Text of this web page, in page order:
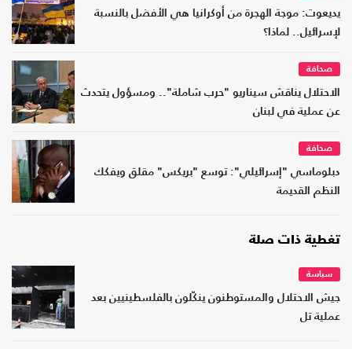
يديعوت: موجة الهجرة من أوكرانيا هي الأفضل بالنسبة
لإسرائيل.. لماذا؟
صحافة
الاحتلال يناقش سيناريو "حرب شاملة".. ومسؤول يتحدث
عن عملية في لبنان
صحافة
دبلوماسي "إسرائيلي": توسع "بريكس" مقلق ويفكك
النظم القديمة
تغطية ذات صلة
سياسة
جيش الاحتلال والمستوطنون ينكّلون بالفلسطينيين بعد
عملية تل